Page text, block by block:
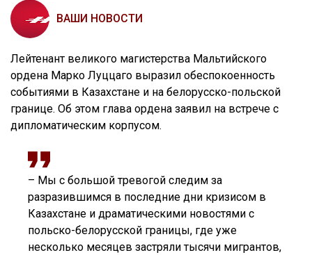
ВАШИ НОВОСТИ
Лейтенант великого магистерства Мальтийского
ордена Марко Луццаго выразил обеспокоенность
событиями в Казахстане и на белорусско-польской
границе. Об этом глава ордена заявил на встрече с
дипломатическим корпусом.
– Мы с большой тревогой следим за
разразившимся в последние дни кризисом в
Казахстане и драматическими новостями с
польско-белорусской границы, где уже
несколько месяцев застряли тысячи мигрантов,